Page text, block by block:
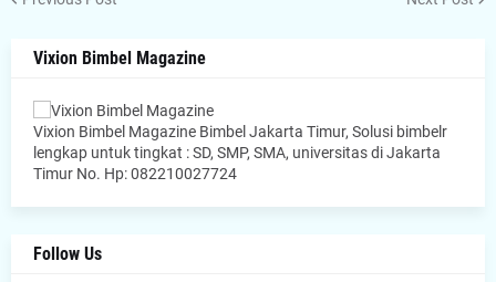
Vixion Bimbel Magazine
Vixion Bimbel Magazine Bimbel Jakarta Timur, Solusi bimbelr
lengkap untuk tingkat : SD, SMP, SMA, universitas di Jakarta
Timur No. Hp: 082210027724
Follow Us